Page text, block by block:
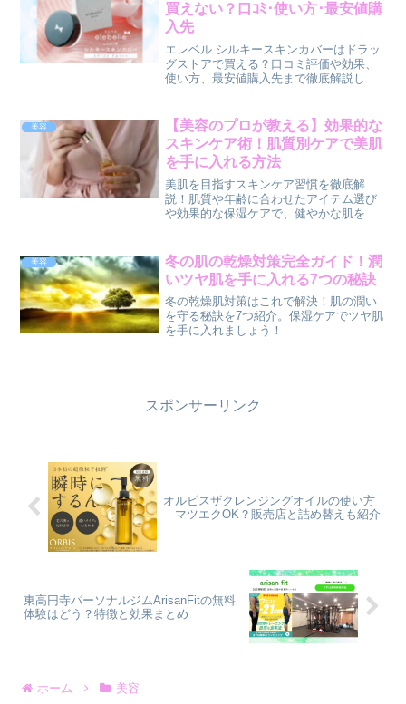
買えない？口ｺﾐ･使い方･最安値購
入先
エレベル シルキースキンカバーはドラッ
グストアで買える？口コミ評価や効果、
使い方、最安値購入先まで徹底解説しま
美容
【美容のプロが教える】効果的な
スキンケア術！肌質別ケアで美肌
を手に入れる方法
美肌を目指すスキンケア習慣を徹底解
説！肌質や年齢に合わせたアイテム選び
や効果的な保湿ケアで、健やかな肌を手
美容
冬の肌の乾燥対策完全ガイド！潤
いツヤ肌を手に入れる7つの秘訣
冬の乾燥肌対策はこれで解決！肌の潤い
を守る秘訣を7つ紹介。保湿ケアでツヤ肌
を手に入れましょう！
スポンサーリンク
オルビスザクレンジングオイルの使い方
｜マツエクOK？販売店と詰め替えも紹介
東高円寺パーソナルジムArisanFitの無料
体験はどう？特徴と効果まとめ
ホーム 美容